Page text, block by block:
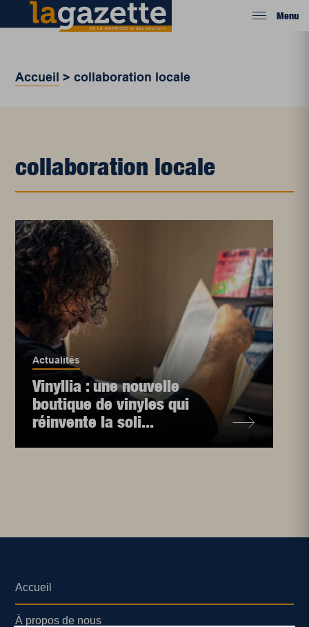
Menu
Accueil >collaboration locale
collaboration locale
Actualités
Vinyllia : une nouvelle
boutique de vinyles qui
réinvente la soli...
Accueil
À propos de nous